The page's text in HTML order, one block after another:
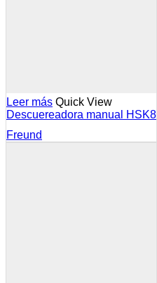
Leer más Quick View
Descuereadora manual HSK8
Freund